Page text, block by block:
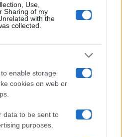
Use,
Sharing of my
with the
collected.
enable storage
cookies on web or
data to be sent to
purposes.